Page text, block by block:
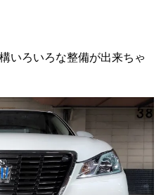
いろいろな整備が出来ちゃ